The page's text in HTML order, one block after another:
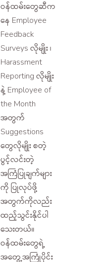
ဝန်ထမ်းတွေဆီက
နေ Employee
Feedback
Surveys လိုမျိုး ၊
Harassment
Reporting လိုမျိုး
နဲ့ Employee of
the Month
အတွက်
Suggestions
တွေလိုမျိုး စတဲ့
ပွင့်လင်းတဲ့
အကြံပြုချက်များ
ကို ပြုလုပ်ဖို့
အတွက်ကိုလည်း
ထည့်သွင်းနိုင်ပါ
သေးတယ်။
ဝန်ထမ်းတွေရဲ့
အတွေ့အကြုံပိုင်း